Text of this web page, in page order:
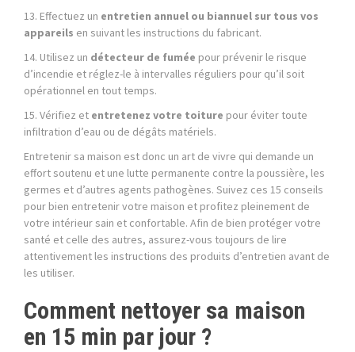
13. Effectuez un entretien annuel ou biannuel sur tous vos
appareils en suivant les instructions du fabricant.
14. Utilisez un détecteur de fumée pour prévenir le risque
d’incendie et réglez-le à intervalles réguliers pour qu’il soit
opérationnel en tout temps.
15. Vérifiez et entretenez votre toiture pour éviter toute
infiltration d’eau ou de dégâts matériels.
Entretenir sa maison est donc un art de vivre qui demande un
effort soutenu et une lutte permanente contre la poussière, les
germes et d’autres agents pathogènes. Suivez ces 15 conseils
pour bien entretenir votre maison et profitez pleinement de
votre intérieur sain et confortable. Afin de bien protéger votre
santé et celle des autres, assurez-vous toujours de lire
attentivement les instructions des produits d’entretien avant de
les utiliser.
Comment nettoyer sa maison
en 15 min par jour ?